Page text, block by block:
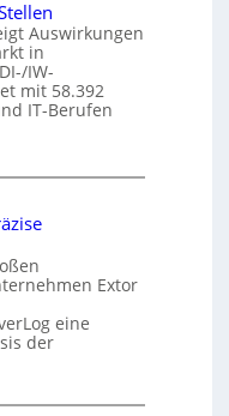
Auswirkungen
in
IW-
mit 58.392
IT-Berufen
Extor
eine
der